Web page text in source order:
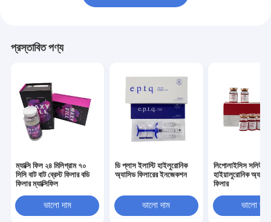
প্রস্তাবিত পণ্য
ম্যাক্সি ফিল ২৪ মিলিগ্রাম ৭০
সিসি বাট বাট ব্রেস্ট ফিলার বডি
ফিলার ম্যাক্সিফিল
ভালো দাম
ডি প্লাস ইলাস্টি হাইলুরোনিক
অ্যাসিড ফিলারের ইনজেকশন
ভালো দাম
লিপোলাইসিস সলিউশন
হাইয়ালুরোনিক অ্যাসিড
ফিলার
ভালো দাম